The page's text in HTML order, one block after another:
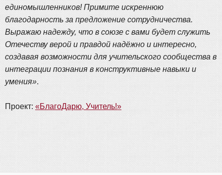
единомышленников! Примите искреннюю
благодарность за предложение сотрудничества.
Выражаю надежду, что в союзе с вами будет служить
Отечеству верой и правдой надёжно и интересно,
создавая возможности для учительского сообщества в
интеграции познания в конструктивные навыки и
умения».
Проект: «БлагоДарю, Учитель!»